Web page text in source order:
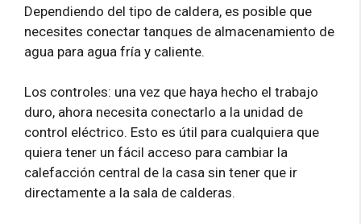
Dependiendo del tipo de caldera, es posible que
necesites conectar tanques de almacenamiento de
agua para agua fría y caliente.
Los controles: una vez que haya hecho el trabajo
duro, ahora necesita conectarlo a la unidad de
control eléctrico. Esto es útil para cualquiera que
quiera tener un fácil acceso para cambiar la
calefacción central de la casa sin tener que ir
directamente a la sala de calderas.